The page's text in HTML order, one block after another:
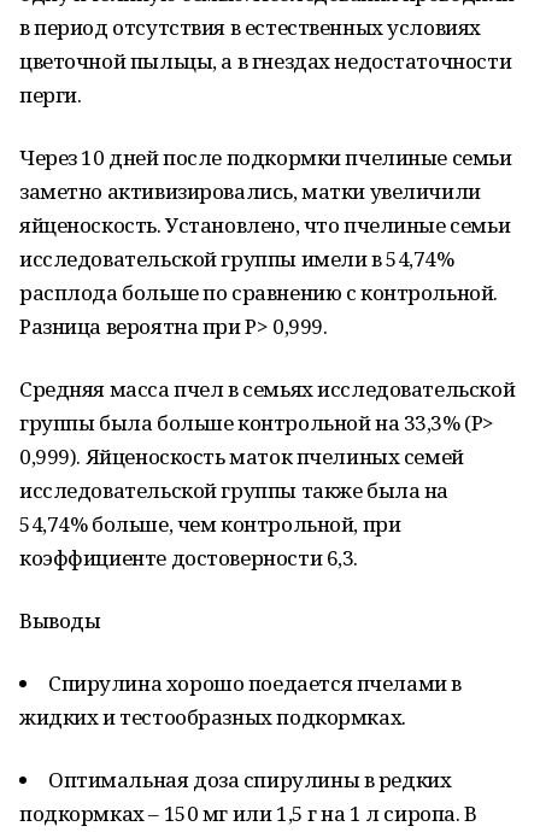
в период отсутствия в естественных условиях
цветочной пыльцы, а в гнездах недостаточности
перги.
Через 10 дней после подкормки пчелиные семьи
заметно активизировались, матки увеличили
яйценоскость. Установлено, что пчелиные семьи
исследовательской группы имели в 54,74%
расплода больше по сравнению с контрольной.
Разница вероятна при Р> 0,999.
Средняя масса пчел в семьях исследовательской
группы была больше контрольной на 33,3% (Р>
0,999). Яйценоскость маток пчелиных семей
исследовательской группы также была на
54,74% больше, чем контрольной, при
коэффициенте достоверности 6,3.
Выводы
Спирулина хорошо поедается пчелами в
жидких и тестообразных подкормках.
Оптимальная доза спирулины в редких
подкормках – 150 мг или 1,5 г на 1 л сиропа. В